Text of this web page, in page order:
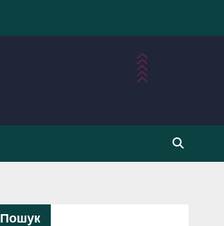
Пошук